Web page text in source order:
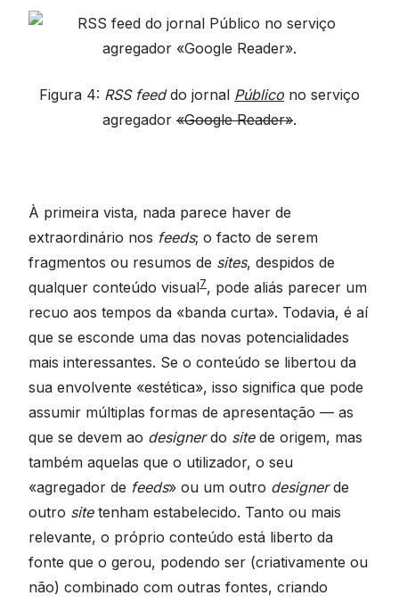
Figura 4: RSS feeddo jornal Público no serviço
agregador «Google Reader».
À primeira vista, nada parece haver de
extraordinário nos feeds; o facto de serem
fragmentos ou resumos de sites, despidos de
qualquer conteúdo visual7, pode aliás parecer um
recuo aos tempos da «banda curta». Todavia, é aí
que se esconde uma das novas potencialidades
mais interessantes. Se o conteúdo se libertou da
sua envolvente «estética», isso significa que pode
assumir múltiplas formas de apresentação — as
que se devem ao designerdo sitede origem, mas
também aquelas que o utilizador, o seu
«agregador de feeds» ou um outro designerde
outro sitetenham estabelecido. Tanto ou mais
relevante, o próprio conteúdo está liberto da
fonte que o gerou, podendo ser (criativamente ou
não) combinado com outras fontes, criando